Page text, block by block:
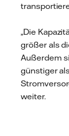
„Die
größer als
Außerdem
günstiger
weiter.